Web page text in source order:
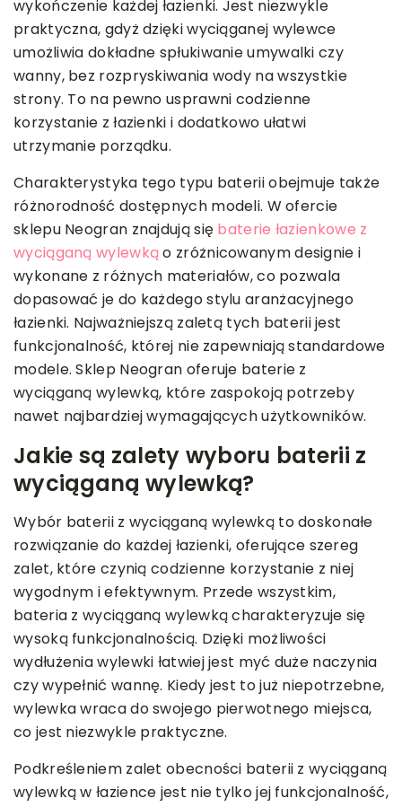
wykończenie każdej łazienki. Jest niezwykle
praktyczna, gdyż dzięki wyciąganej wylewce
umożliwia dokładne spłukiwanie umywalki czy
wanny, bez rozpryskiwania wody na wszystkie
strony. To na pewno usprawni codzienne
korzystanie z łazienki i dodatkowo ułatwi
utrzymanie porządku.
Charakterystyka tego typu baterii obejmuje także
różnorodność dostępnych modeli. W ofercie
sklepu Neogran znajdują się baterie łazienkowe z
wyciąganą wylewką o zróżnicowanym designie i
wykonane z różnych materiałów, co pozwala
dopasować je do każdego stylu aranżacyjnego
łazienki. Najważniejszą zaletą tych baterii jest
funkcjonalność, której nie zapewniają standardowe
modele. Sklep Neogran oferuje baterie z
wyciąganą wylewką, które zaspokoją potrzeby
nawet najbardziej wymagających użytkowników.
Jakie są zalety wyboru baterii z
wyciąganą wylewką?
Wybór baterii z wyciąganą wylewką to doskonałe
rozwiązanie do każdej łazienki, oferujące szereg
zalet, które czynią codzienne korzystanie z niej
wygodnym i efektywnym. Przede wszystkim,
bateria z wyciąganą wylewką charakteryzuje się
wysoką funkcjonalnością. Dzięki możliwości
wydłużenia wylewki łatwiej jest myć duże naczynia
czy wypełnić wannę. Kiedy jest to już niepotrzebne,
wylewka wraca do swojego pierwotnego miejsca,
co jest niezwykle praktyczne.
Podkreśleniem zalet obecności baterii z wyciąganą
wylewką w łazience jest nie tylko jej funkcjonalność,